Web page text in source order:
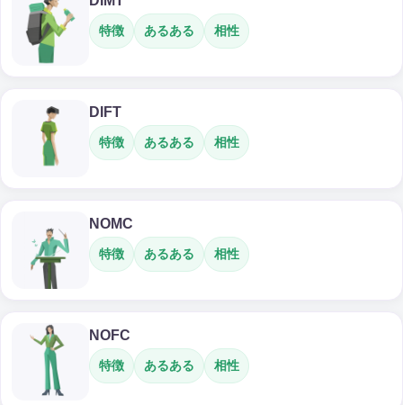
特徴 あるある 相性
DIFT
特徴 あるある 相性
NOMC
特徴 あるある 相性
NOFC
特徴 あるある 相性